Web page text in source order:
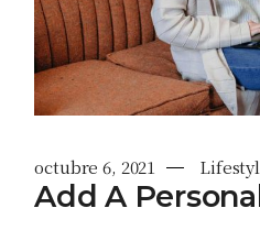
octubre 6, 2021
Add A